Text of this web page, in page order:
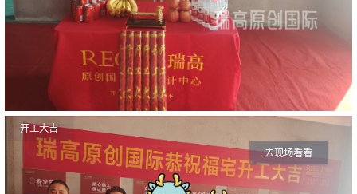
开工大吉
去现场看看